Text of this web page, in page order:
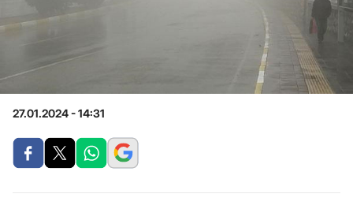
27.01.2024 - 14:31